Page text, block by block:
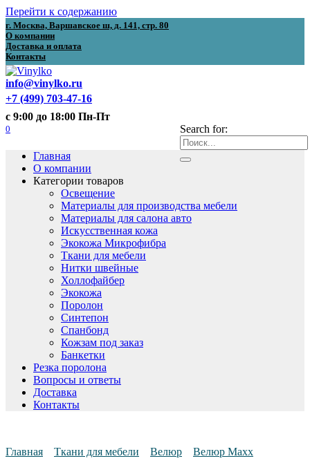
Перейти к содержанию
г. Москва, Варшавское ш, д. 141, стр. 80
О компании
Доставка и оплата
Контакты
info@vinylko.ru
+7 (499) 703-47-16
с 9:00 до 18:00 Пн-Пт
Search for:
0
Главная
О компании
Категории товаров
Освещение
Материалы для производства мебели
Материалы для салона авто
Искусственная кожа
Экокожа Микрофибра
Ткани для мебели
Нитки швейные
Холлофайбер
Экокожа
Поролон
Синтепон
Спанбонд
Кожзам под заказ
Банкетки
Резка поролона
Вопросы и ответы
Доставка
Контакты
Главная Ткани для мебели Велюр Велюр Maxx